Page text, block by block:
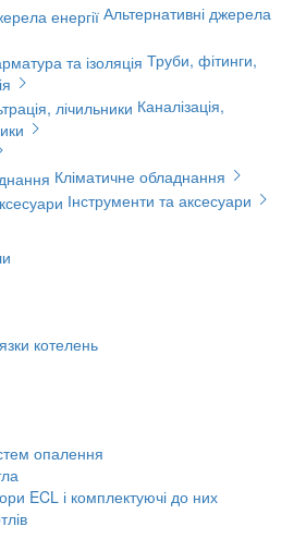
Альтернативні джерела
Труби, фітинги,
Каналізація,
Кліматичне обладнання
Інструменти та аксесуари
котелень
опалення
ECL і комплектуючі до них